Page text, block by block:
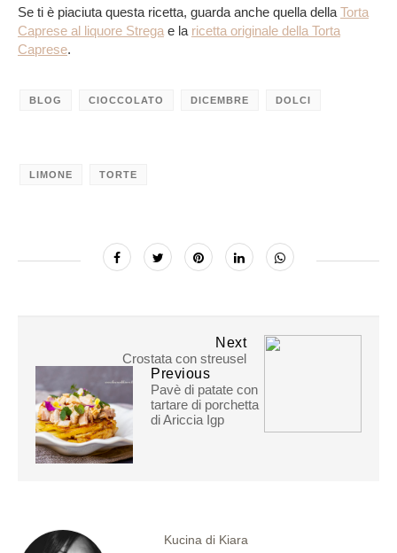
Se ti è piaciuta questa ricetta, guarda anche quella della Torta
Caprese al liquore Strega e la ricetta originale della Torta
Caprese.
BLOG CIOCCOLATO DICEMBRE DOLCI
LIMONE TORTE
Next
Crostata con streusel
Previous
Pavè di patate con
tartare di porchetta
di Ariccia Igp
Kucina di Kiara